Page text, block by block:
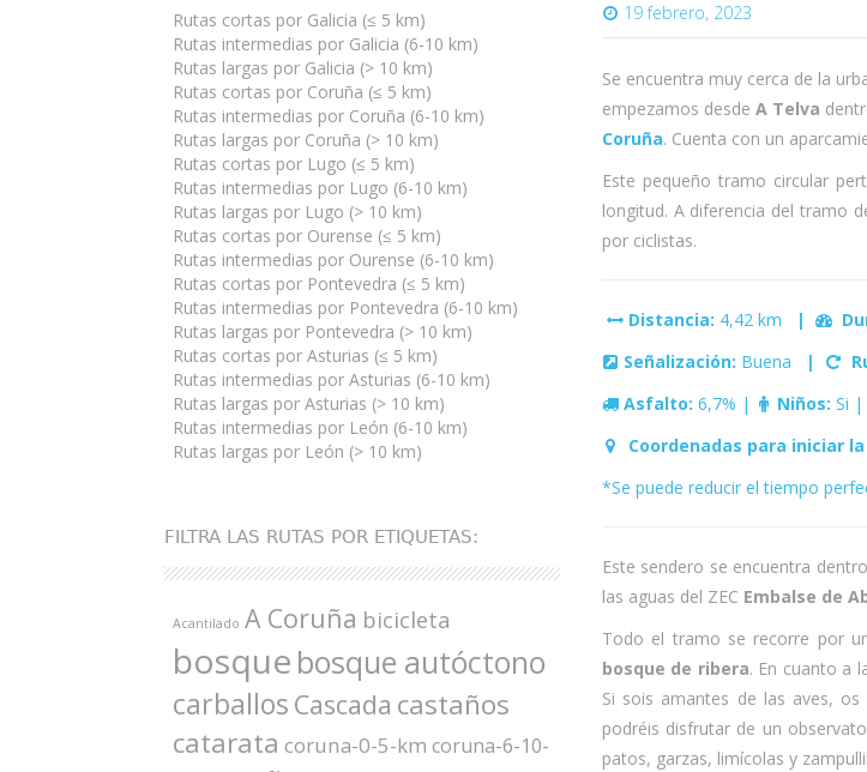
19 febrero, 2023
Se encuentra muy cerca de la
empezamos desdeA Telva
Coruña. Cuenta con un
Este pequeño tramo circular
longitud. A diferencia del tramo
por ciclistas.
Distancia: 4,42 km |
Señalización: Buena |
Asfalto: 6,7% | Niños: Si |
Coordenadas para iniciar
*Se puede reducir el tiempo
Este sendero se encuentra
las aguas del ZEC Embalse de
Todo el tramo se recorre por
bosque de ribera. En cuanto a
Si sois amantes de las aves,
podréis disfrutar de un
patos, garzas, limícolas y
Rutas cortas por Galicia (≤ 5 km)
Rutas intermedias por Galicia (6-10 km)
Rutas largas por Galicia (> 10 km)
Rutas cortas por Coruña (≤ 5 km)
Rutas intermedias por Coruña (6-10 km)
Rutas largas por Coruña (> 10 km)
Rutas cortas por Lugo (≤ 5 km)
Rutas intermedias por Lugo (6-10 km)
Rutas largas por Lugo (> 10 km)
Rutas cortas por Ourense (≤ 5 km)
Rutas intermedias por Ourense (6-10 km)
Rutas cortas por Pontevedra (≤ 5 km)
Rutas intermedias por Pontevedra (6-10 km)
Rutas largas por Pontevedra (> 10 km)
Rutas cortas por Asturias (≤ 5 km)
Rutas intermedias por Asturias (6-10 km)
Rutas largas por Asturias (> 10 km)
Rutas intermedias por León (6-10 km)
Rutas largas por León (> 10 km)
FILTRA LAS RUTAS POR ETIQUETAS:
Acantilado A Coruña bicicleta
bosque bosque autóctono
carballos Cascada castaños
catarata coruna-0-5-km coruna-6-10-